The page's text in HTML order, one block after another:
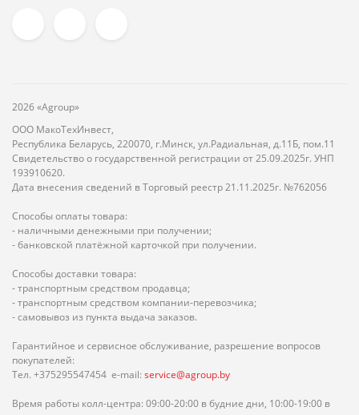
2026 «Agroup»
ООО МакоТехИнвест,
Республика Беларусь, 220070, г.Минск, ул.Радиальная, д.11Б, пом.11
Свидетельство о государственной регистрации от 25.09.2025г. УНП
193910620.
Дата внесения сведений в Торговый реестр 21.11.2025г. №762056
Способы оплаты товара:
- наличными денежными при получении;
- банковской платёжной карточкой при получении.
Способы доставки товара:
- транспортным средством продавца;
- транспортным средством компании-перевозчика;
- самовывоз из пункта выдача заказов.
Гарантийное и сервисное обслуживание, разрешение вопросов
покупателей:
Тел. +375295547454 e-mail: service@agroup.by
Время работы колл-центра: 09:00-20:00 в будние дни, 10:00-19:00 в